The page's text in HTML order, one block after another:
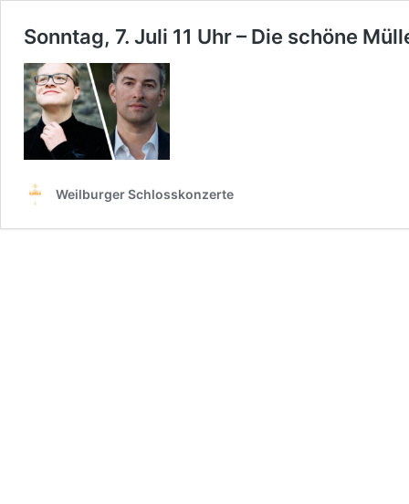
Sonntag, 7. Juli 11 Uhr – Die schöne
Weilburger Schlosskonzerte